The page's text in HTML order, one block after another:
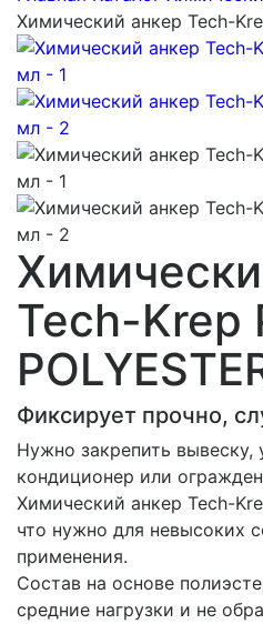
Химический анкер Tech-
Tech-Krep
Фиксирует прочно,
Нужно закрепить вывеску,
кондиционер или
Химический анкер Tech-
что нужно для невысоких
применения.
Состав на основе
средние нагрузки и не